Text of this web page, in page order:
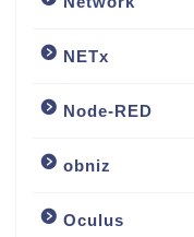
NETx
Node-RED
obniz
Oculus